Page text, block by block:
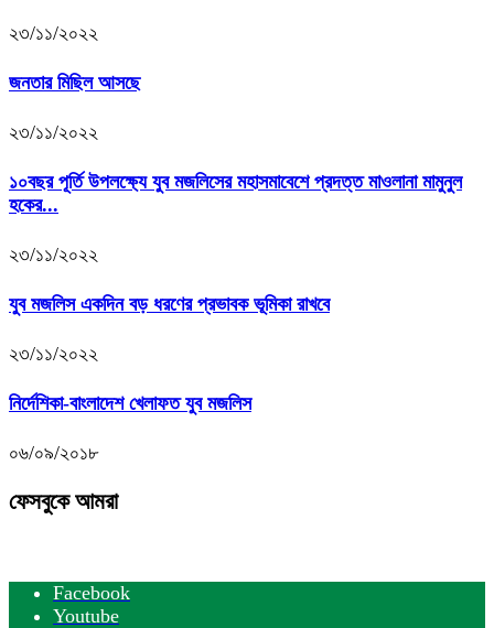
২৩/১১/২০২২
জনতার মিছিল আসছে
২৩/১১/২০২২
১০বছর পূর্তি উপলক্ষ্যে যুব মজলিসের মহাসমাবেশে প্রদত্ত মাওলানা মামুনুল
হকের...
২৩/১১/২০২২
যুব মজলিস একদিন বড় ধরণের প্রভাবক ভূমিকা রাখবে
২৩/১১/২০২২
নির্দেশিকা-বাংলাদেশ খেলাফত যুব মজলিস
০৬/০৯/২০১৮
ফেসবুকে আমরা
Facebook
Youtube